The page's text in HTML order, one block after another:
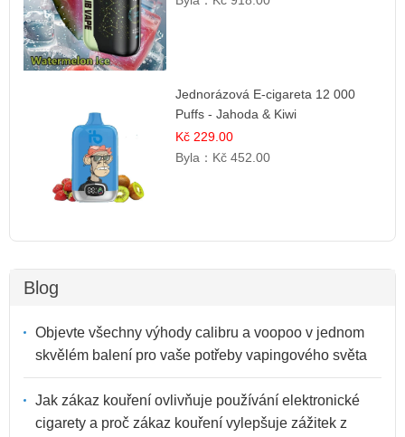
Jednorázová E-cigareta 12 000
Puffs - Jahoda & Kiwi
Kč 229.00
Byla： Kč 452.00
Blog
Objevte všechny výhody calibru a voopoo v jednom
skvělém balení pro vaše potřeby vapingového světa
Jak zákaz kouření ovlivňuje používání elektronické
cigarety a proč zákaz kouření vylepšuje zážitek z